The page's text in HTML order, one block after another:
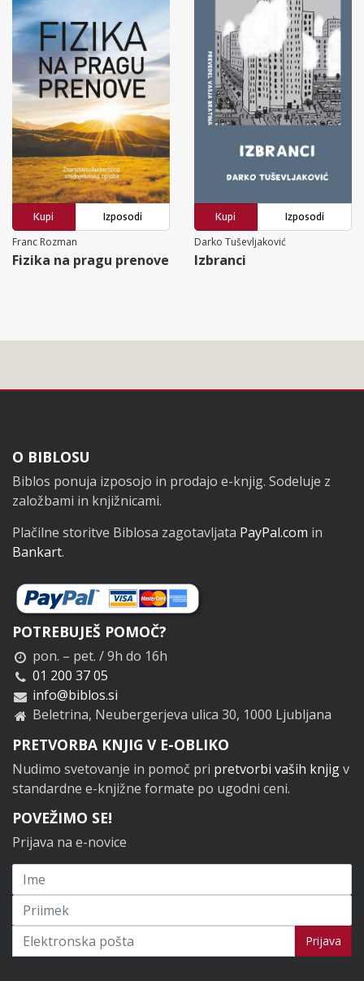
Kupi
Izposodi
Franc Rozman
Fizika na pragu prenove
Kupi
Izposodi
Darko Tuševljaković
Izbranci
Noga
O BIBLOSU
Biblos ponuja izposojo in prodajo e-knjig. Sodeluje z
založbami in knjižnicami.
Plačilne storitve Biblosa zagotavljata PayPal.com in
Bankart.
POTREBUJEŠ POMOČ?
pon. – pet. / 9h do 16h
01 200 37 05
info@biblos.si
Beletrina, Neubergerjeva ulica 30, 1000 Ljubljana
PRETVORBA KNJIG V E-OBLIKO
Nudimo svetovanje in pomoč pri pretvorbi vaših knjigv
standardne e-knjižne formate po ugodni ceni.
POVEŽIMO SE!
Prijava na e-novice
Prijavi se na novice Prijava